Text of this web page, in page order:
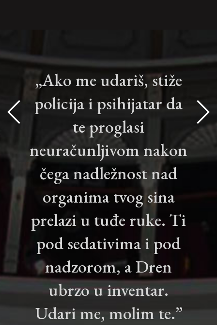
„Ako me udariš, stiže
policija i psihijatar da
te proglasi
neuračunljivom nakon
čega nadležnost nad
organima tvog sina
prelazi u tuđe ruke. Ti
pod sedativima i pod
nadzorom, a Dren
ubrzo u inventar.
Udari me, molim te.”